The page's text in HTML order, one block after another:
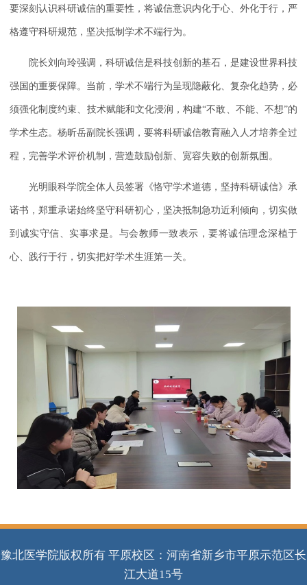
要深刻认识科研诚信的重要性，将诚信意识内化于心、外化于行，严
格遵守科研规范，坚决抵制学术不端行为。
院长刘向玲强调，科研诚信是科技创新的基石，是建设世界科技
强国的重要保障。当前，学术不端行为呈现隐蔽化、复杂化趋势，必
须强化制度约束、技术赋能和文化浸润，构建“不敢、不能、不想”的
学术生态。杨昕岳副院长强调，要将科研诚信教育融入人才培养全过
程，完善学术评价机制，营造鼓励创新、宽容失败的创新氛围。
光明眼科学院全体人员签署《恪守学术道德，坚持科研诚信》承
诺书，郑重承诺始终坚守科研初心，坚决抵制急功近利倾向，切实做
到诚实守信、实事求是。与会教师一致表示，要将诚信理念深植于
心、践行于行，切实把好学术生涯第一关。
豫北医学院版权所有 平原校区：河南省新乡市平原示范区长
江大道15号